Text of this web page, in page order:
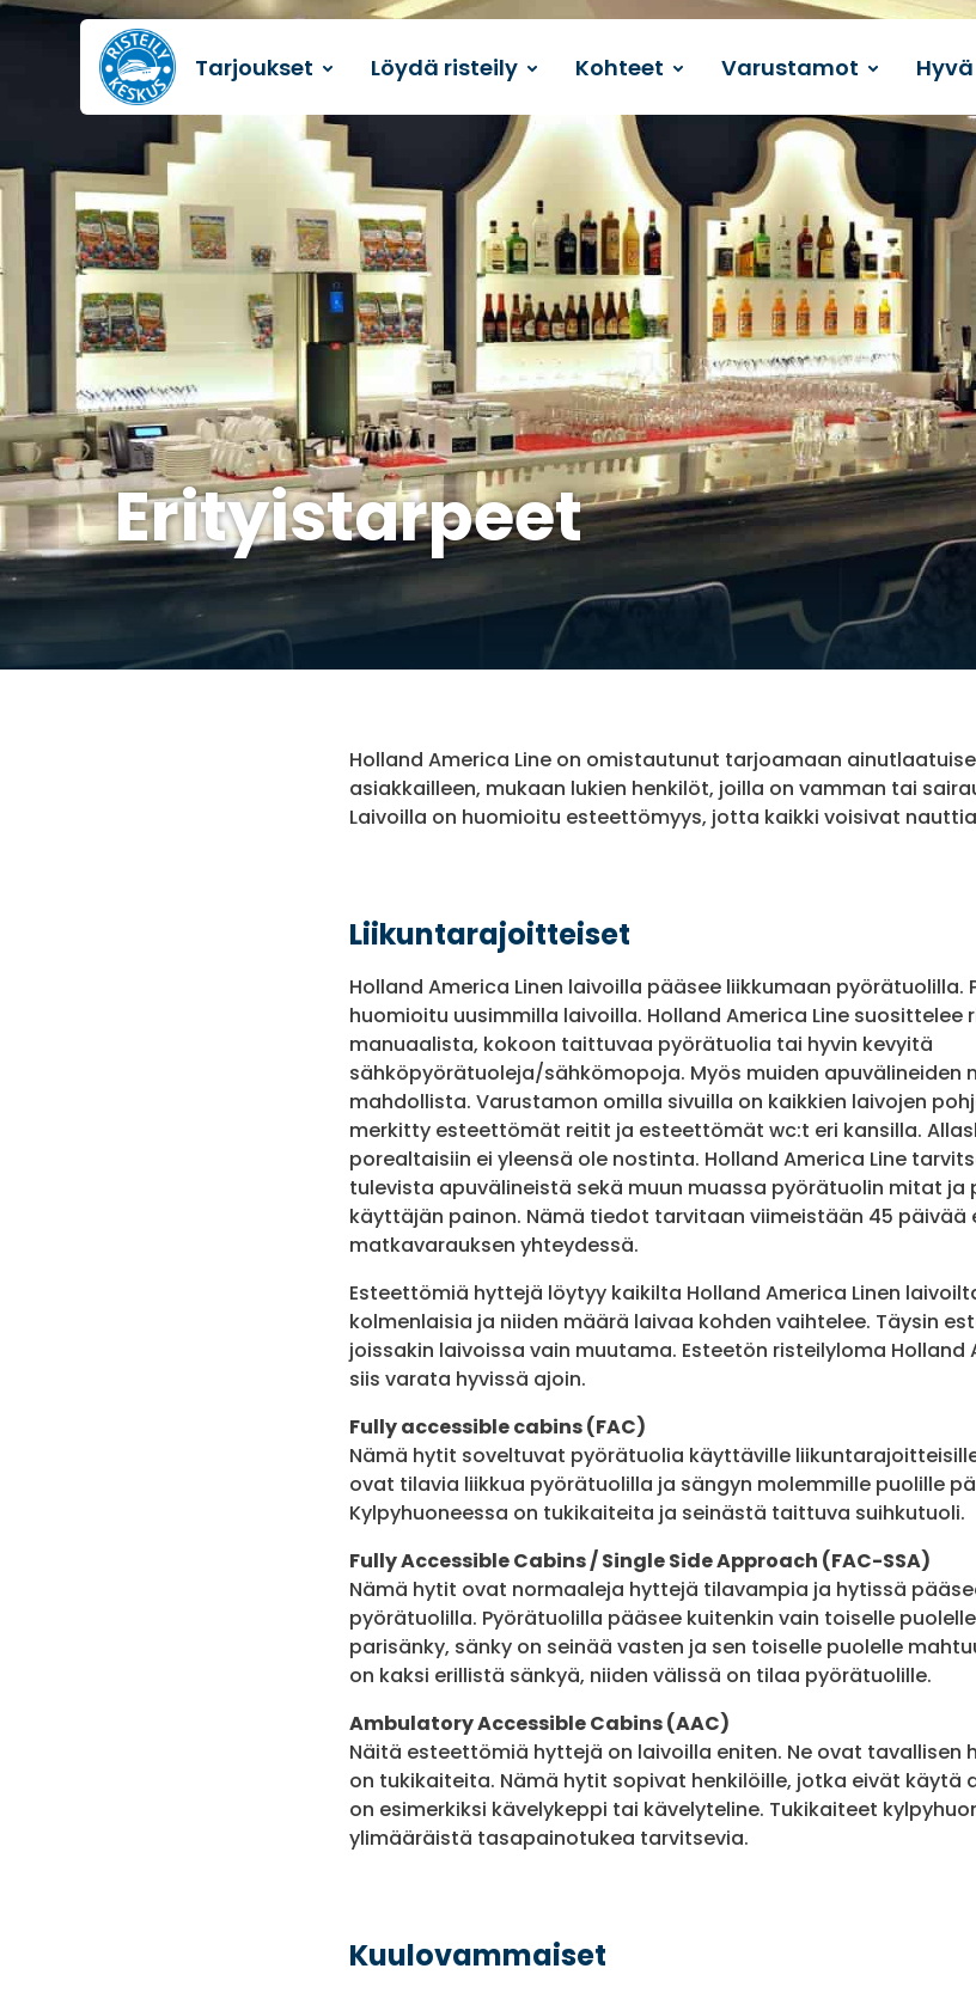
Etusivulle
Tarjoukset Löydä risteily Kohteet Varustamot
Erityistarpeet
Holland America Line on omistautunut tarjoamaan
asiakkailleen, mukaan lukien henkilöt, joilla on vamman tai
Laivoilla on huomioitu esteettömyys, jotta kaikki voisivat
Liikuntarajoitteiset
Holland America Linen laivoilla pääsee liikkumaan
huomioitu uusimmilla laivoilla. Holland America Line suosittelee
manuaalista, kokoon taittuvaa pyörätuolia tai hyvin kevyitä
sähköpyörätuoleja/sähkömopoja. Myös muiden apuvälineiden
mahdollista. Varustamon omilla sivuilla on kaikkien laivojen
merkitty esteettömät reitit ja esteettömät wc:t eri kansilla.
porealtaisiin ei yleensä ole nostinta. Holland America Line
tulevista apuvälineistä sekä muun muassa pyörätuolin mitat ja
käyttäjän painon. Nämä tiedot tarvitaan viimeistään 45 päivää
matkavarauksen yhteydessä.
Esteettömiä hyttejä löytyy kaikilta Holland America Linen
kolmenlaisia ja niiden määrä laivaa kohden vaihtelee. Täysin
joissakin laivoissa vain muutama. Esteetön risteilyloma Holland
siis varata hyvissä ajoin.
Fully accessible cabins (FAC)
Nämä hytit soveltuvat pyörätuolia käyttäville
ovat tilavia liikkua pyörätuolilla ja sängyn molemmille puolille
Kylpyhuoneessa on tukikaiteita ja seinästä taittuva suihkutuoli.
Fully Accessible Cabins / Single Side Approach (FAC-SSA)
Nämä hytit ovat normaaleja hyttejä tilavampia ja hytissä
pyörätuolilla. Pyörätuolilla pääsee kuitenkin vain toiselle
parisänky, sänky on seinää vasten ja sen toiselle puolelle
on kaksi erillistä sänkyä, niiden välissä on tilaa pyörätuolille.
Ambulatory Accessible Cabins (AAC)
Näitä esteettömiä hyttejä on laivoilla eniten. Ne ovat tavallisen
on tukikaiteita. Nämä hytit sopivat henkilöille, jotka eivät käytä
on esimerkiksi kävelykeppi tai kävelyteline. Tukikaiteet
ylimääräistä tasapainotukea tarvitsevia.
Kuulovammaiset